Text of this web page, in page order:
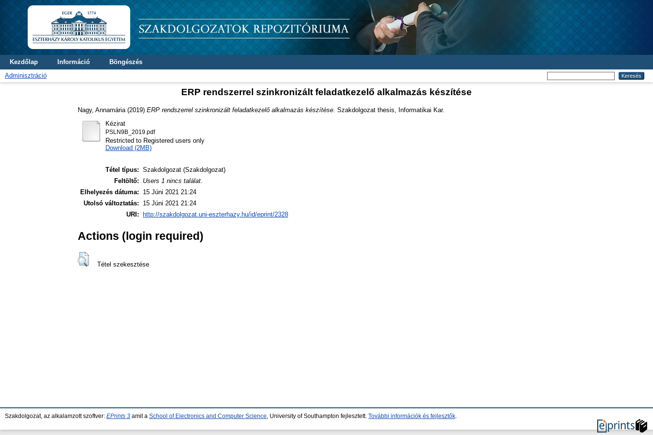
Kezdőlap Információ
Böngészés
Adminisztráció
ERP rendszerrel szinkronizált feladatkezelő alkalmazás készítése
Nagy, Annamária (2019) ERP rendszerrel szinkronizált feladatkezelő alkalmazás készítése. Szakdolgozat thesis, Informatikai Kar.
Kézirat
PSLN9B_2019.pdf
Restricted to Registered users only
Download (2MB)
Tétel típus: Szakdolgozat (Szakdolgozat)
Feltöltő:
Users 1 nincs találat.
Elhelyezés dátuma:
15 Júni 2021 21:24
Utolsó változtatás:
15 Júni 2021 21:24
URI:
http://szakdolgozat.uni-eszterhazy.hu/id/eprint/2328
Actions (login required)
Tétel szekesztése
Szakdolgozat, az alkalamzott szoftver: EPrints 3 amit a School of Electronics and Computer Science , University of Southampton fejlesztett. További információk és fejlesztők